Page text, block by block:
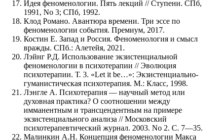
Идея феноменологии. Пять лекций // Ступени. СПб,
1991, No 3; СПб, 1992.
Клод Романо. Авантюра времени. Три эссе по
феноменологии события. Премиум, 2017.
Костин Е. Запад и Россия. Феноменология и смысл
вражды. СПб.: Алетейя, 2021.
Лэйнг Р.Д. Использование экзистенциальной
феноменологии в психотерапии // Эволюция
психотерапии. Т. 3. «Let it be…»: Экзистенциально-
гуманистическая психотерапия. М.: Класс, 1998.
Лэнгле А. Психотерапия — научный метод или
духовная практика? О соотношении между
имманентным и трансцендентным на примере
экзистенциального анализа // Московский
психотерапевтический журнал. 2003. No 2. С. 7—35.
Малинкин А.Н. Концепция феноменологии Макса